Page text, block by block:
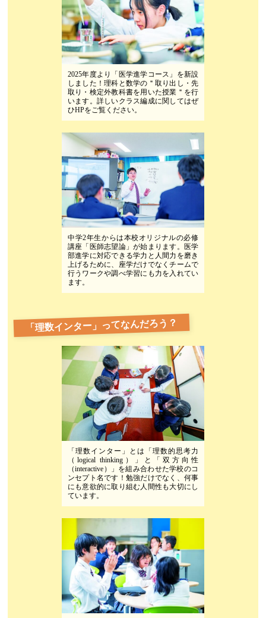
2025年度より「医学進学コース」を新設
しました！理科と数学の＂取り出し・先
取り・検定外教科書を用いた授業＂を行
います。詳しいクラス編成に関してはぜ
ひHPをご覧ください。
中学2年生からは本校オリジナルの必修
講座「医師志望論」が始まります。医学
部進学に対応できる学力と人間力を磨き
上げるために、座学だけでなくチームで
行うワークや調べ学習にも力を入れてい
ます。
「理数インター」ってなんだろう？
「理数インター」とは「理数的思考力
（logical thinking）」と「双方向性
（interactive）」を組み合わせた学校のコ
ンセプト名です！勉強だけでなく、何事
にも意欲的に取り組む人間性も大切にし
ています。